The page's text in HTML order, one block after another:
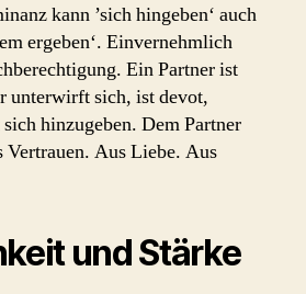
kann ’sich hingeben‘ auch
ergeben‘. Einvernehmlich
Ein Partner ist
unterwirft sich, ist devot,
hinzugeben. Dem Partner
Vertrauen. Aus Liebe. Aus
und Stärke